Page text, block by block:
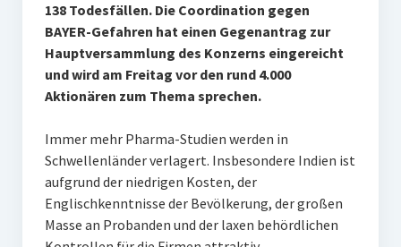
138 Todesfällen. Die Coordination gegen
BAYER-Gefahren hat einen Gegenantrag zur
Hauptversammlung des Konzerns eingereicht
und wird am Freitag vor den rund 4.000
Aktionären zum Thema sprechen.
Immer mehr Pharma-Studien werden in
Schwellenländer verlagert. Insbesondere Indien ist
aufgrund der niedrigen Kosten, der
Englischkenntnisse der Bevölkerung, der großen
Masse an Probanden und der laxen behördlichen